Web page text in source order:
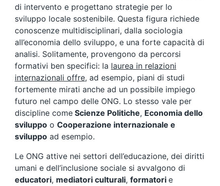
di intervento e progettano strategie per lo
sviluppo locale sostenibile. Questa figura richiede
conoscenze multidisciplinari, dalla sociologia
all’economia dello sviluppo, e una forte capacità di
analisi. Solitamente, provengono da percorsi
formativi ben specifici: la laurea in relazioni
internazionali offre, ad esempio, piani di studi
fortemente mirati anche ad un possibile impiego
futuro nel campo delle ONG. Lo stesso vale per
discipline come Scienze Politiche, Economia dello
sviluppo o Cooperazione internazionale e
sviluppo ad esempio.
Le ONG attive nei settori dell’educazione, dei diritti
umani e dell’inclusione sociale si avvalgono di
educatori, mediatori culturali, formatori e